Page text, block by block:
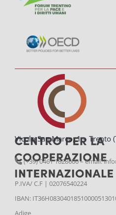
Vicolo San Marco, 1 – Trento
(+39) 0461 1828600 – email:
P.IVA/ C.F | 02076540224
IBAN:
Adige